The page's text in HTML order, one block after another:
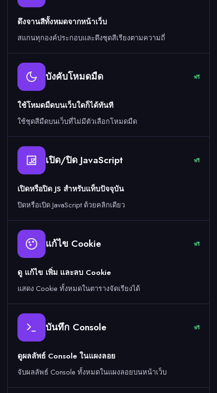
ดึงจานสีทั้งหมดจากหน้าเว็บ
สแกนทุกองค์ประกอบและดึงชุดสีเรียงตามความถี่
บังคับโหมดมืด ฟรี
ใช้โหมดมืดบนเว็บใดก็ได้ทันที
ใช้ชุดสีมืดบนเว็บที่ไม่มีตัวเลือกโหมดมืด
เปิด/ปิด JavaScript ฟรี
เปิดหรือปิด JS สำหรับแท็บปัจจุบัน
ปิดหรือเปิด JavaScript ด้วยคลิกเดียว
แก้ไข Cookie ฟรี
ดู แก้ไข เพิ่ม และลบ Cookie
แสดง Cookie ทั้งหมดในตารางจัดเรียงได้
บันทึก Console ฟรี
ดูผลลัพธ์ Console ในแผงลอย
จับผลลัพธ์ Console ทั้งหมดในแผงลอยบนหน้าเว็บ